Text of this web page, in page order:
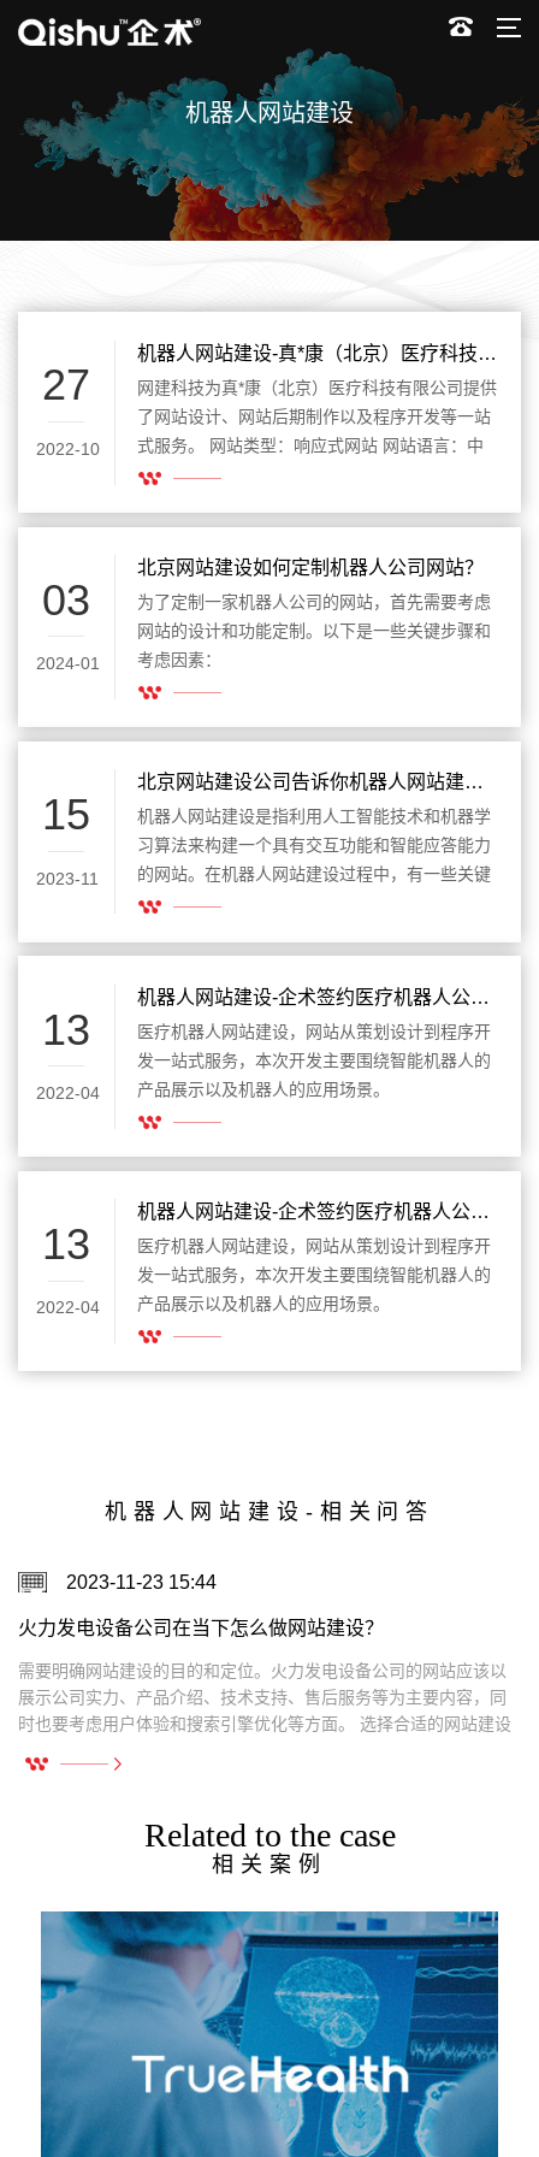
机器人网站建设
27
2022-10
机器人网站建设-真*康（北京）医疗科技有限公司
网建科技为真*康（北京）医疗科技有限公司提供
了网站设计、网站后期制作以及程序开发等一站
式服务。 网站类型：响应式网站 网站语言：中
文网站 所属行业：机器人网站建设
03
2024-01
北京网站建设如何定制机器人公司网站？
为了定制一家机器人公司的网站，首先需要考虑
网站的设计和功能定制。以下是一些关键步骤和
考虑因素：
15
2023-11
北京网站建设公司告诉你机器人网站建设的要点都有哪些？
机器人网站建设是指利用人工智能技术和机器学
习算法来构建一个具有交互功能和智能应答能力
的网站。在机器人网站建设过程中，有一些关键
要点需要注意。下面是北京网站建设公司告诉你
13
2022-04
机器人网站建设-企术签约医疗机器人公司网站建设项目
医疗机器人网站建设，网站从策划设计到程序开
发一站式服务，本次开发主要围绕智能机器人的
产品展示以及机器人的应用场景。
13
2022-04
机器人网站建设-企术签约医疗机器人公司网站建设项目
医疗机器人网站建设，网站从策划设计到程序开
发一站式服务，本次开发主要围绕智能机器人的
产品展示以及机器人的应用场景。
机器人网站建设-相关问答
2023-11-23 15:44
火力发电设备公司在当下怎么做网站建设？
需要明确网站建设的目的和定位。火力发电设备公司的网站应该以
展示公司实力、产品介绍、技术支持、售后服务等为主要内容，同
时也要考虑用户体验和搜索引擎优化等方面。 选择合适的网站建设
Related to the case
相关案例